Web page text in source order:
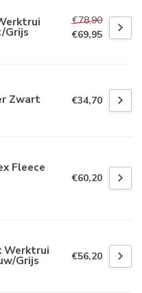
Grijs
€78,90
€69,95
Zwart €34,70
Fleece
€60,20
Werktrui
Grijs €56,20